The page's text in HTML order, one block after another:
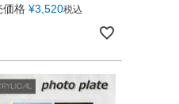
価格 ¥3,520税込